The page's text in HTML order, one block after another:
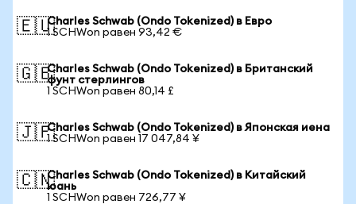
🇪🇺Charles Schwab (Ondo Tokenized) в Евро
1 SCHWon равен 93,42 €
🇬🇧Charles Schwab (Ondo Tokenized) в Британский
фунт стерлингов
1 SCHWon равен 80,14 £
🇯🇵Charles Schwab (Ondo Tokenized) в Японская иена
1 SCHWon равен 17 047,84 ¥
🇨🇳Charles Schwab (Ondo Tokenized) в Китайский
юань
1 SCHWon равен 726,77 ¥